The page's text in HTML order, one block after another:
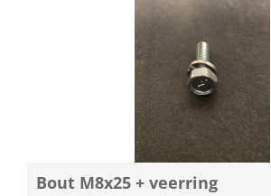
Bout M8x25 + veerring